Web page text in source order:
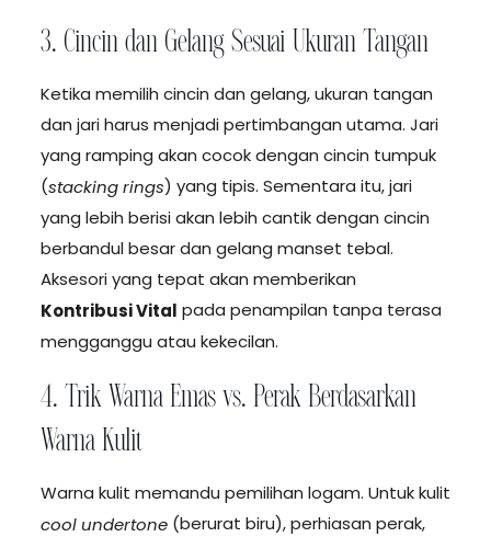
3. Cincin dan Gelang Sesuai Ukuran Tangan
Ketika memilih cincin dan gelang, ukuran tangan
dan jari harus menjadi pertimbangan utama. Jari
yang ramping akan cocok dengan cincin tumpuk
(stacking rings) yang tipis. Sementara itu, jari
yang lebih berisi akan lebih cantik dengan cincin
berbandul besar dan gelang manset tebal.
Aksesori yang tepat akan memberikan
Kontribusi Vital pada penampilan tanpa terasa
mengganggu atau kekecilan.
4. Trik Warna Emas vs. Perak Berdasarkan
Warna Kulit
Warna kulit memandu pemilihan logam. Untuk kulit
cool undertone(berurat biru), perhiasan perak,